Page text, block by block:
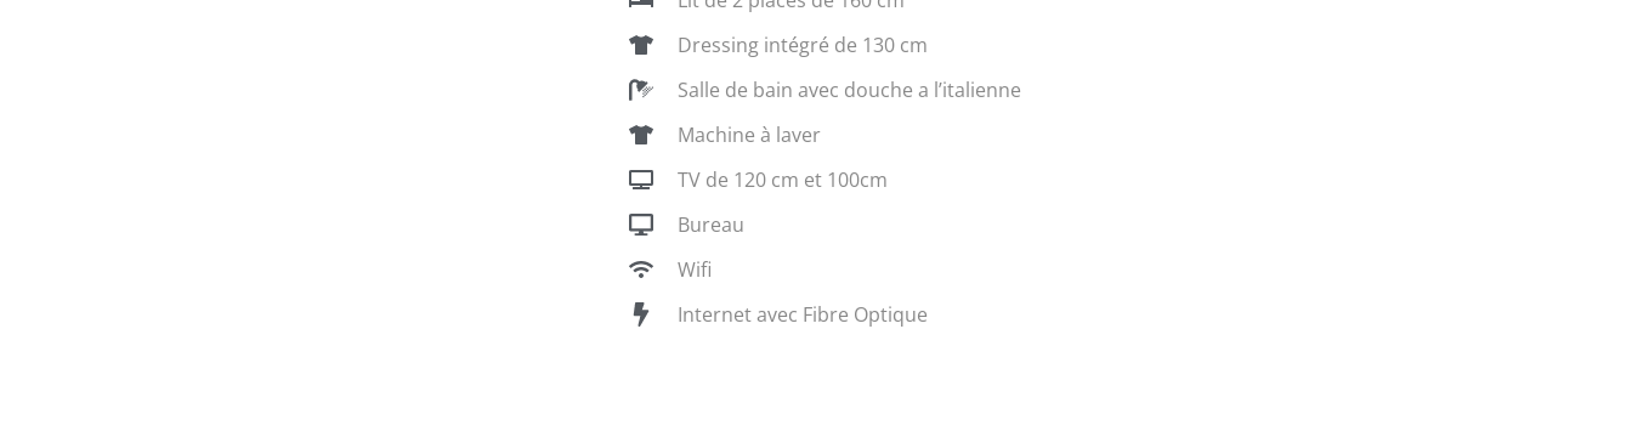
Dressing intégré de 130 cm
Salle de bain avec douche a l’italienne
Machine à laver
TV de 120 cm et 100cm
Bureau
Wifi
Internet avec Fibre Optique